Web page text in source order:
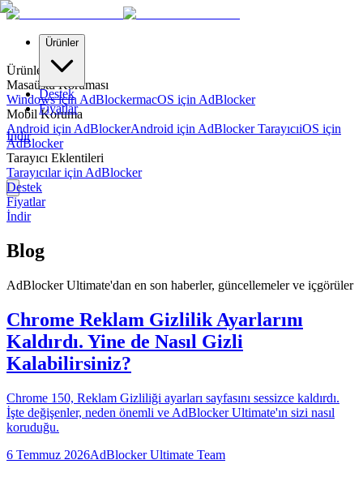
Ürünler
Destek
Fiyatlar
İndir
Ürünler
Masaüstü Koruması
Windows için AdBlockermacOS için AdBlocker
Mobil Koruma
Android için AdBlockerAndroid için AdBlocker TarayıcıiOS için
AdBlocker
Tarayıcı Eklentileri
Tarayıcılar için AdBlocker
Destek
Fiyatlar
İndir
Blog
AdBlocker Ultimate'dan en son haberler, güncellemeler ve içgörüler
Chrome Reklam Gizlilik Ayarlarını
Kaldırdı. Yine de Nasıl Gizli
Kalabilirsiniz?
Chrome 150, Reklam Gizliliği ayarları sayfasını sessizce kaldırdı.
İşte değişenler, neden önemli ve AdBlocker Ultimate'ın sizi nasıl
koruduğu.
6 Temmuz 2026AdBlocker Ultimate Team